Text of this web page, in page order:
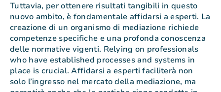
Tuttavia, per ottenere risultati tangibili in questo
nuovo ambito, è fondamentale affidarsi a esperti. La
creazione di un organismo di mediazione richiede
competenze specifiche e una profonda conoscenza
delle normative vigenti. Relying on professionals
who have established processes and systems in
place is crucial. Affidarsi a esperti faciliterà non
solo l’ingresso nel mercato della mediazione, ma